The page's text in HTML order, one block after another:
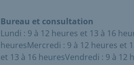
Bureau et consultation
Lundi : 9 à 12 heures et 13 à 16
heuresMercredi : 9 à 12 heures et
et 13 à 16 heuresVendredi : 9 à 12